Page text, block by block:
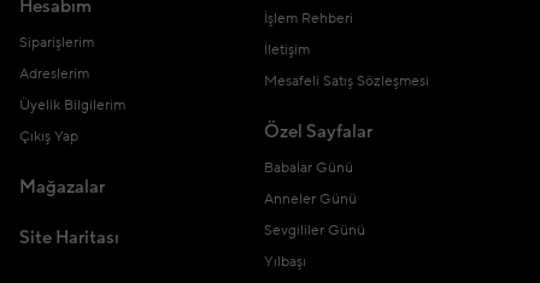
Hesabım
Siparişlerim
Adreslerim
Üyelik Bilgilerim
Çıkış Yap
Mağazalar
Site Haritası
İşlem Rehberi
İletişim
Mesafeli Satış Sözleşmesi
Özel Sayfalar
Babalar Günü
Anneler Günü
Sevgililer Günü
Yılbaşı